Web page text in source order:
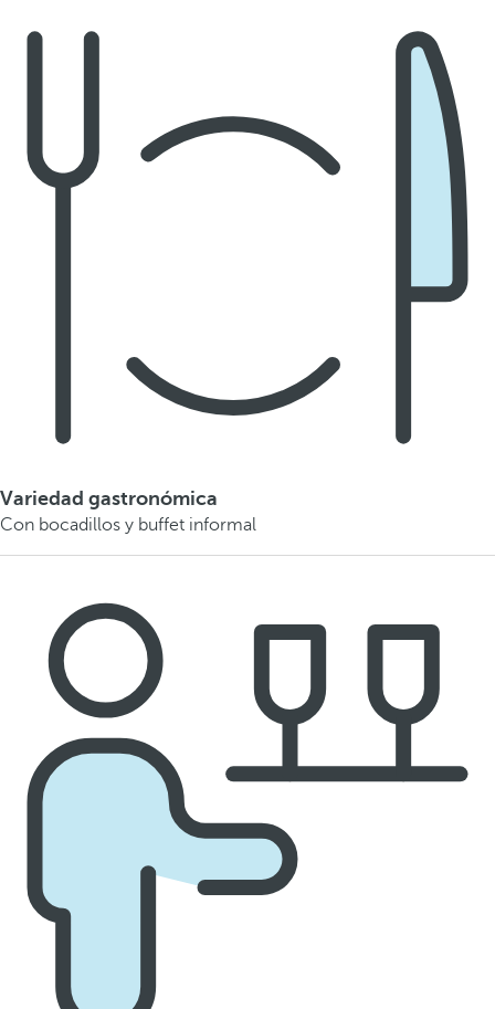
Variedad gastronómica
Con bocadillos y buffet informal